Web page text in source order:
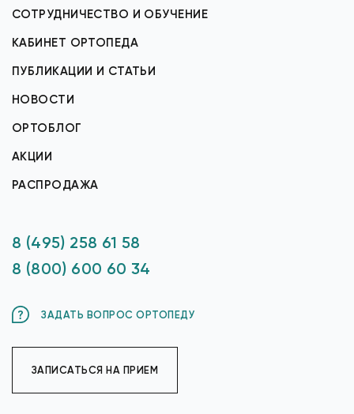
СОТРУДНИЧЕСТВО И ОБУЧЕНИЕ
КАБИНЕТ ОРТОПЕДА
ПУБЛИКАЦИИ И СТАТЬИ
НОВОСТИ
ОРТОБЛОГ
АКЦИИ
РАСПРОДАЖА
8 (495) 258 61 58
8 (800) 600 60 34
ЗАДАТЬ ВОПРОС ОРТОПЕДУ
ЗАПИСАТЬСЯ НА ПРИЕМ